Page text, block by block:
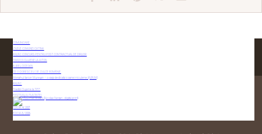
COMUNICARE
ZILELE COMUNEI CĂTINA
ANUNȚ CONCURS PENTRU POST CONTRACTUAL DE DIRIJOR
TRADIȚII CLUJENE LA AITON
AUREL CICEOAN
CE-ȚI DORESC EU ȚIE, DULCE ROMÂNIE
Monahul Ilarion Mureşan – o viaţă dedicată icoanei niculene (ALBUM)
ANUNȚ
Tradiții Clujene la TIFF
FESTIVALUL PLĂCINTEI
EDIȚIA 4 / 2007
EDIȚIA 3 / 2006